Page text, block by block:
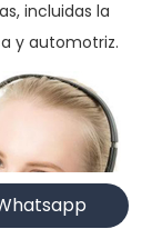
incluidas la
y automotriz.